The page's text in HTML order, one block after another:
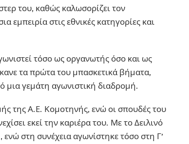
του, καθώς καλωσορίζει τον
εμπειρία στις εθνικές κατηγορίες και
τόσο ως οργανωτής όσο και ως
τα πρώτα του μπασκετικά βήματα,
μια γεμάτη αγωνιστική διαδρομή.
της Α.Ε. Κομοτηνής, ενώ οι σπουδές του
εκεί την καριέρα του. Με το Δειλινό
στη συνέχεια αγωνίστηκε τόσο στη Γ’